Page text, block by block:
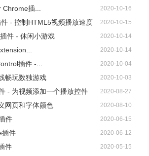
插... 2020-10-16
- 控制HTML5视频播放速度 2020-10-15
件 - 休闲小游戏 2020-10-14
2020-10-14
插件 -... 2020-10-04
畅玩数独游戏 2020-10-03
- 为视频添加一个播放控件 2020-08-27
网页和字体颜色 2020-08-10
件 2020-06-15
插件 2020-06-12
件 2020-05-15